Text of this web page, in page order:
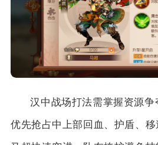
汉中战场打法需掌握资源
优先抢占中上部回血、护盾、